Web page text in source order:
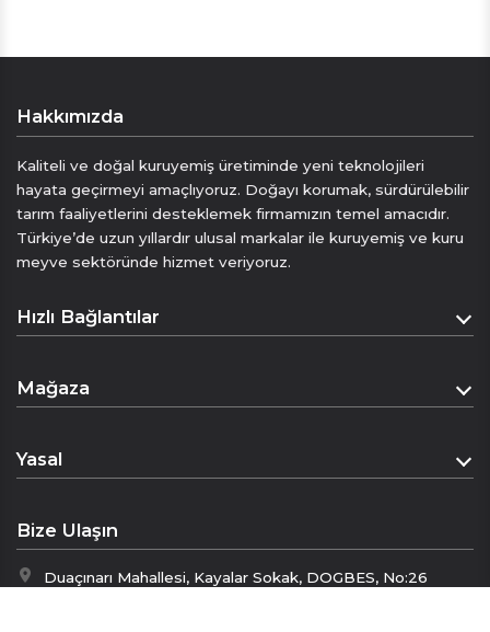
Hakkımızda
Kaliteli ve doğal kuruyemiş üretiminde yeni teknolojileri
hayata geçirmeyi amaçlıyoruz. Doğayı korumak, sürdürülebilir
tarım faaliyetlerini desteklemek firmamızın temel amacıdır.
Türkiye’de uzun yıllardır ulusal markalar ile kuruyemiş ve kuru
meyve sektöründe hizmet veriyoruz.
Hızlı Bağlantılar
Hakkımızda
Mağaza
Sepet
Yasal
Gizlilik Politikası
İptal & İade Politikası
Bize Ulaşın
Duaçınarı Mahallesi, Kayalar Sokak, DOGBES, No:26